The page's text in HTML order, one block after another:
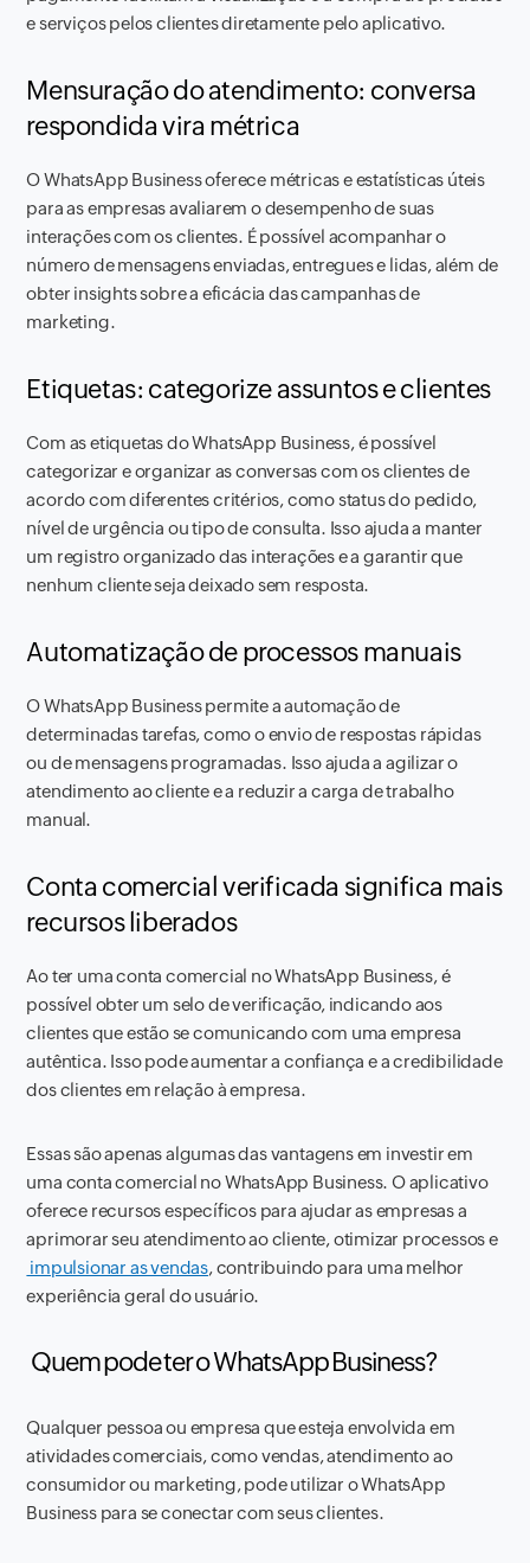
e serviços pelos clientes diretamente pelo aplicativo.
Mensuração do atendimento: conversa
respondida vira métrica
O WhatsApp Business oferece métricas e estatísticas úteis
para as empresas avaliarem o desempenho de suas
interações com os clientes. É possível acompanhar o
número de mensagens enviadas, entregues e lidas, além de
obter insights sobre a eficácia das campanhas de
marketing.
Etiquetas: categorize assuntos e clientes
Com as etiquetas do WhatsApp Business, é possível
categorizar e organizar as conversas com os clientes de
acordo com diferentes critérios, como status do pedido,
nível de urgência ou tipo de consulta. Isso ajuda a manter
um registro organizado das interações e a garantir que
nenhum cliente seja deixado sem resposta.
Automatização de processos manuais
O WhatsApp Business permite a automação de
determinadas tarefas, como o envio de respostas rápidas
ou de mensagens programadas. Isso ajuda a agilizar o
atendimento ao cliente e a reduzir a carga de trabalho
manual.
Conta comercial verificada significa mais
recursos liberados
Ao ter uma conta comercial no WhatsApp Business, é
possível obter um selo de verificação, indicando aos
clientes que estão se comunicando com uma empresa
autêntica. Isso pode aumentar a confiança e a credibilidade
dos clientes em relação à empresa.
Essas são apenas algumas das vantagens em investir em
uma conta comercial no WhatsApp Business. O aplicativo
oferece recursos específicos para ajudar as empresas a
aprimorar seu atendimento ao cliente, otimizar processos e
impulsionar as vendas, contribuindo para uma melhor
experiência geral do usuário.
Quem pode ter o WhatsApp Business?
Qualquer pessoa ou empresa que esteja envolvida em
atividades comerciais, como vendas, atendimento ao
consumidor ou marketing, pode utilizar o WhatsApp
Business para se conectar com seus clientes.